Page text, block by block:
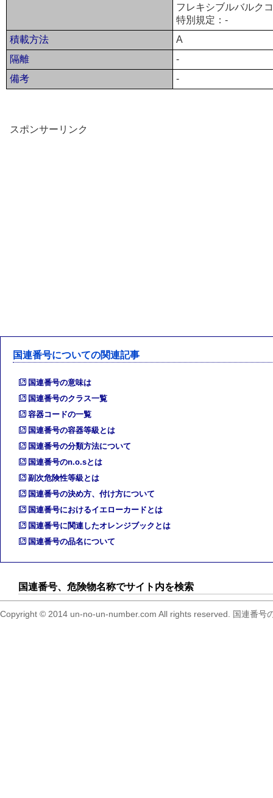
フレキシブルバルク
特別規定：-
積載方法
A
隔離
-
備考
-
スポンサーリンク
国連番号についての関連記事
国連番号の意味は
国連番号のクラス一覧
容器コードの一覧
国連番号の容器等級とは
国連番号の分類方法について
国連番号のn.o.sとは
副次危険性等級とは
国連番号の決め方、付け方について
国連番号におけるイエローカードとは
国連番号に関連したオレンジブックとは
国連番号の品名について
国連番号、危険物名称でサイト内を検索
Copyright © 2014 un-no-un-number.com All rights reserved. 国連番号